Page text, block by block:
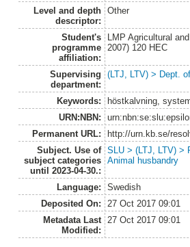
Level and depth
descriptor:
Other
Student's
programme
affiliation:
LMP Agricultural
2007) 120 HEC
Supervising
department:
(LTJ, LTV) > Dept.
Keywords:
höstkalvning,
URN:NBN:
Permanent URL:
http://urn.kb.se/
Subject. Use of
subject categories
until 2023-04-30.:
SLU > (LTJ, LTV) >
Animal husbandry
Language:
Swedish
Deposited On:
27 Oct 2017 09:01
Metadata Last
Modified:
27 Oct 2017 09:01